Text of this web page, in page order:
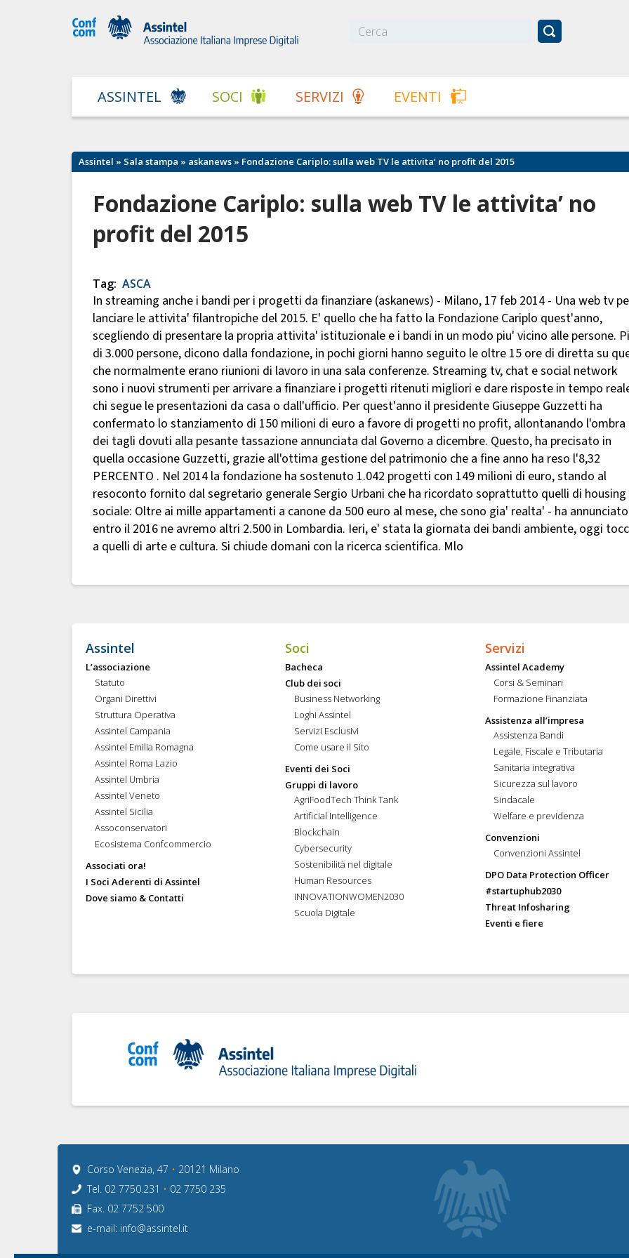
ASSINTEL SOCI SERVIZI EVENTI
Assintel » Sala stampa » askanews » Fondazione Cariplo: sulla web TV le attivita’ no profit del 2015
Fondazione Cariplo: sulla web TV le attivita’ no
profit del 2015
Tag: ASCA
In streaming anche i bandi per i progetti da finanziare (askanews) - Milano, 17 feb 2014 - Una web tv
lanciare le attivita' filantropiche del 2015. E' quello che ha fatto la Fondazione Cariplo quest'anno,
scegliendo di presentare la propria attivita' istituzionale e i bandi in un modo piu' vicino alle persone.
di 3.000 persone, dicono dalla fondazione, in pochi giorni hanno seguito le oltre 15 ore di diretta su
che normalmente erano riunioni di lavoro in una sala conferenze. Streaming tv, chat e social network
sono i nuovi strumenti per arrivare a finanziare i progetti ritenuti migliori e dare risposte in tempo
chi segue le presentazioni da casa o dall'ufficio. Per quest'anno il presidente Giuseppe Guzzetti ha
confermato lo stanziamento di 150 milioni di euro a favore di progetti no profit, allontanando l'ombra
dei tagli dovuti alla pesante tassazione annunciata dal Governo a dicembre. Questo, ha precisato in
quella occasione Guzzetti, grazie all'ottima gestione del patrimonio che a fine anno ha reso l'8,32
PERCENTO . Nel 2014 la fondazione ha sostenuto 1.042 progetti con 149 milioni di euro, stando al
resoconto fornito dal segretario generale Sergio Urbani che ha ricordato soprattutto quelli di housing
sociale: Oltre ai mille appartamenti a canone da 500 euro al mese, che sono gia' realta' - ha
entro il 2016 ne avremo altri 2.500 in Lombardia. Ieri, e' stata la giornata dei bandi ambiente, oggi
a quelli di arte e cultura. Si chiude domani con la ricerca scientifica. Mlo
Assintel
L’associazione
Statuto
Organi Direttivi
Struttura Operativa
Assintel Campania
Assintel Emilia Romagna
Assintel Roma Lazio
Assintel Umbria
Assintel Veneto
Assintel Sicilia
Assoconservatori
Ecosistema Confcommercio
Associati ora!
I Soci Aderenti di Assintel
Dove siamo & Contatti
Soci
Bacheca
Club dei soci
Business Networking
Loghi Assintel
Servizi Esclusivi
Come usare il Sito
Eventi dei Soci
Gruppi di lavoro
AgriFoodTech Think Tank
Artificial Intelligence
Blockchain
Cybersecurity
Sostenibilità nel digitale
Human Resources
INNOVATIONWOMEN2030
Scuola Digitale
Servizi
Assintel Academy
Corsi & Seminari
Formazione Finanziata
Assistenza all’impresa
Assistenza Bandi
Legale, Fiscale e Tributaria
Sanitaria integrativa
Sicurezza sul lavoro
Sindacale
Welfare e previdenza
Convenzioni
Convenzioni Assintel
DPO Data Protection Officer
#startuphub2030
Threat Infosharing
Eventi e fiere
Corso Venezia, 47 • 20121 Milano
Tel. 02 7750.231 • 02 7750 235
Fax. 02 7752 500
e-mail: info@assintel.it